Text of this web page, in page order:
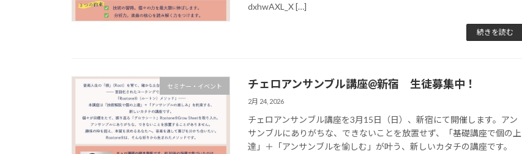
dxhwAXL_X […]
続きを読む
セミナー・イベント チェロアンサンブル講座@新宿 生徒募集中！
2月 24, 2026
チェロアンサンブル講座を3月15日（日）、新宿にて開催します。アン
サンブルにありがちな、できないことを放置せず、「基礎講座で個の上
達」＋「アンサンブルを愉しむ」が叶う、新しいカタチの講座です。